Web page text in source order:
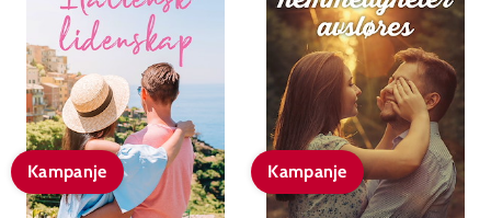
Kampanje Kampanje